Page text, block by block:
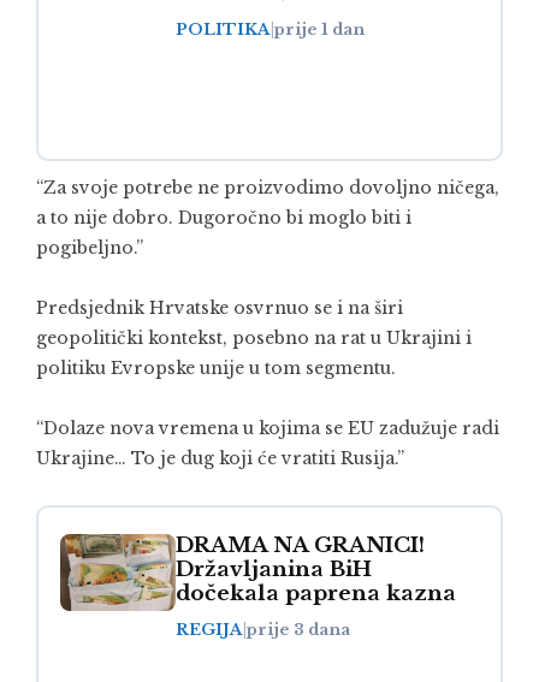
POLITIKAprije 1 dan
“Za svoje potrebe ne proizvodimo dovoljno ničega,
a to nije dobro. Dugoročno bi moglo biti i
pogibeljno.”
Predsjednik Hrvatske osvrnuo se i na širi
geopolitički kontekst, posebno na rat u Ukrajini i
politiku Evropske unije u tom segmentu.
“Dolaze nova vremena u kojima se EU zadužuje radi
Ukrajine… To je dug koji će vratiti Rusija.”
DRAMA NA GRANICI!
Državljanina BiH
dočekala paprena kazna
REGIJAprije 3 dana